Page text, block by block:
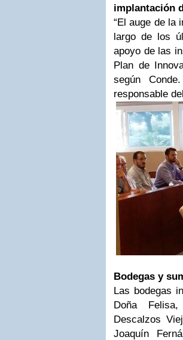
implantación
“El auge de la
largo de los
apoyo de las
Plan de
según
responsable
Bodegas y
Las bodegas
Doña
Descalzos
Joaquín